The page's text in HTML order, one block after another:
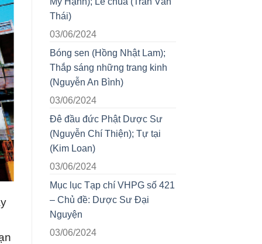
Thái)
03/06/2024
Bóng sen (Hồng Nhật Lam);
Thắp sáng những trang kinh
(Nguyễn An Bình)
03/06/2024
Đê đầu đức Phật Dược Sư
(Nguyễn Chí Thiện); Tự tại
(Kim Loan)
03/06/2024
Mục lục Tạp chí VHPG số 421
– Chủ đề: Dược Sư Đại
Nguyện
03/06/2024